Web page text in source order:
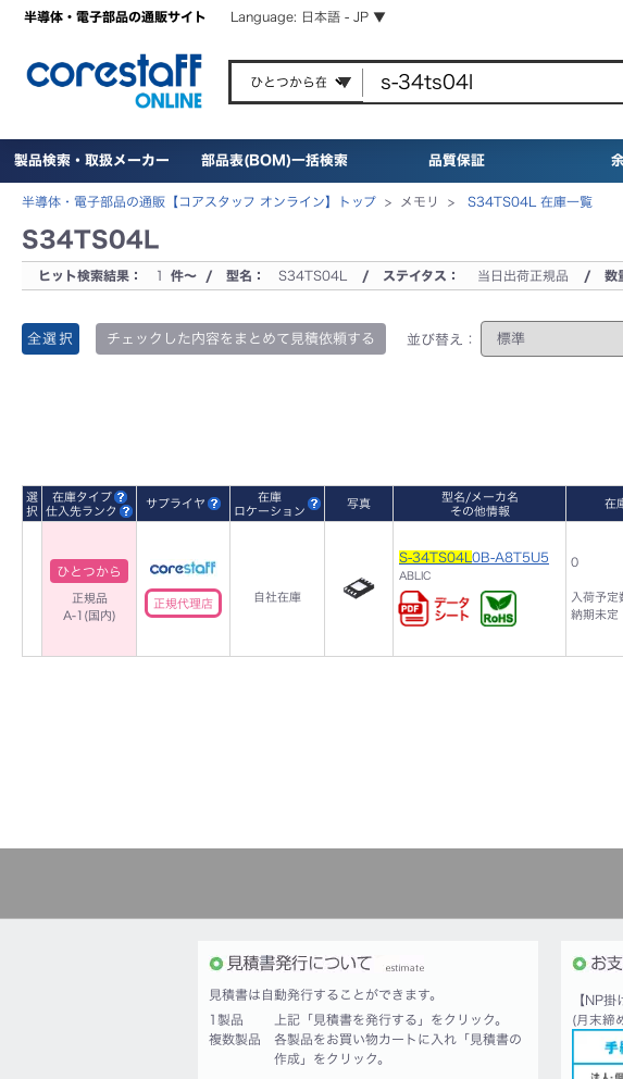
半導体・電子部品の通販サイト Language: 日本語 - JP ▼
製品検索・取扱メーカー 部品表(BOM)一括検索 品質保証
半導体・電子部品の通販【コアスタッフ オンライン】トップ > メモリ > S34TS04L 在庫一覧
S34TS04L
ヒット検索結果： 1 件～ / 型名： S34TS04L / ステイタス： 当日出荷正規品 / 数
全選択 チェックした内容をまとめて見積依頼する 並び替え：
選
択
在庫タイプ
仕入先ランク
サプライヤ
在庫
ロケーション
写真
型名/メーカ名
その他情報
在
ひとつから
正規品
A-1(国内)
正規代理店 自社在庫
S-34TS04L 0B-A8T5U5
ABLIC
0
入荷予
納期未定
見積書は自動発行することができます。
1製品
上記「見積書を発行する」をクリック。
複数製品
各製品をお買い物カートに入れ「見積書の
作成」をクリック。
【NP掛
(月末締